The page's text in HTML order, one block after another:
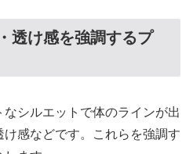
透け感を強調するプ
シルエットで体のラインが出
感などです。これらを強調す